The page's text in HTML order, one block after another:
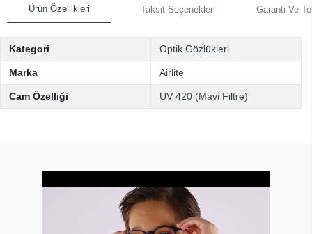
Ürün Özellikleri Taksit Seçenekleri Garanti Ve
Kategori Optik Gözlükleri
Marka Airlite
Cam Özelliği UV 420 (Mavi Filtre)